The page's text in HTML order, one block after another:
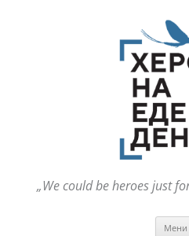
„We could be heroes just
Мени